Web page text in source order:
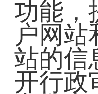
功能，
户网
站的信
开行政